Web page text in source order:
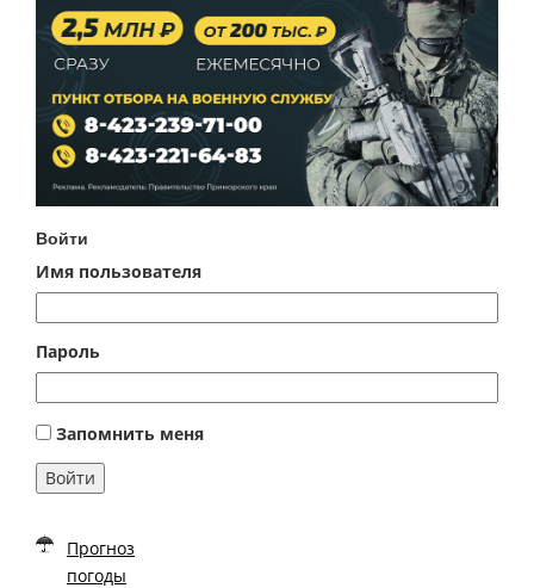
Войти
Имя пользователя
Пароль
Запомнить меня
Войти
Прогноз
погоды